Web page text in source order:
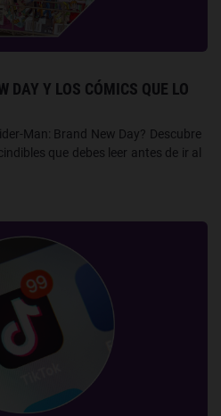
DAY Y LOS CÓMICS QUE LO
Man: Brand New Day? Descubre
que debes leer antes de ir al